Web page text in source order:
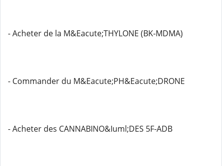
- Acheter de la M&Eacute;THYLONE (BK-MDMA)
- Commander du M&Eacute;PH&Eacute;DRONE
- Acheter des CANNABINO&Iuml;DES 5F-ADB